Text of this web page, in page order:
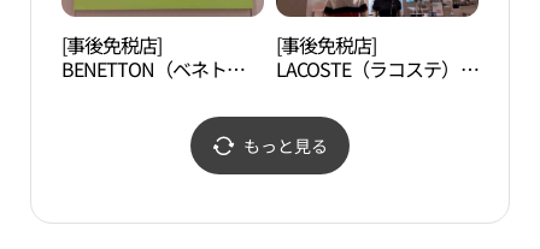
[事後免税店]
BENETTON（ベネト
ジュ（原州）店(베네통
AK플라자 원주점)
[事後免税店]
LACOSTE（ラコステ）・
（原州）店(라코스테 AK
플라자 원주점)
もっと見る